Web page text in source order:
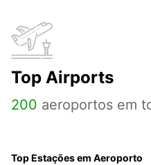
Top Airports
200 aeroportos em
Top Estações em Aeroporto